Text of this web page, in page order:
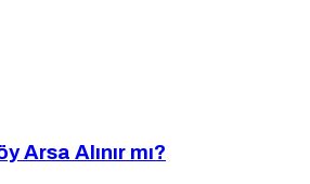
Arsa Alınır mı?